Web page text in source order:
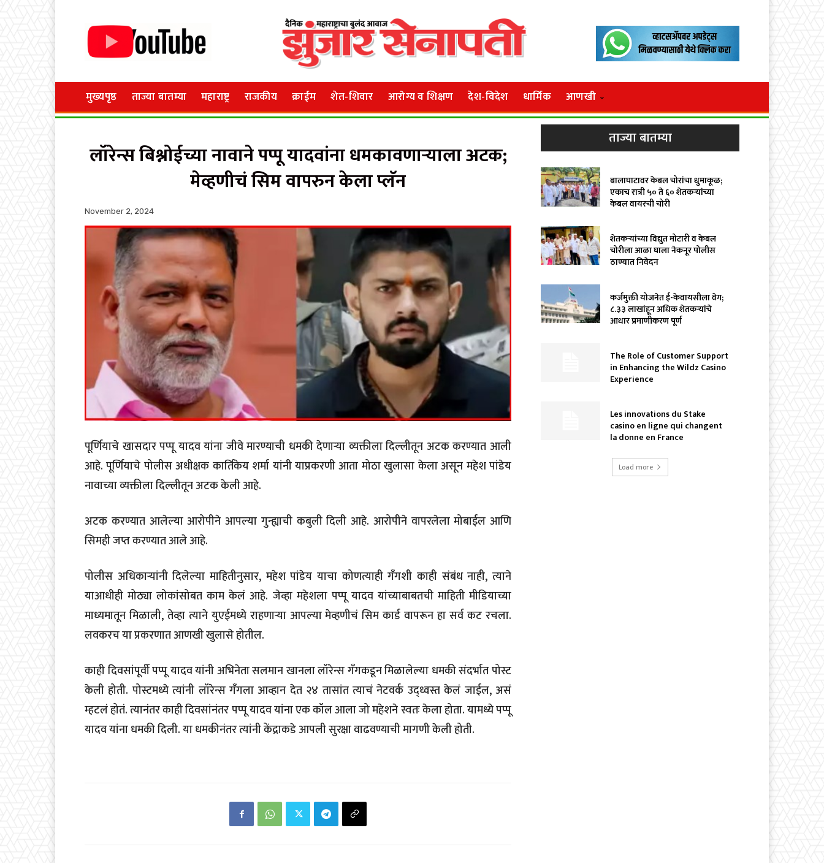
मुख्यपृष्ठ ताज्या बातम्या महाराष्ट्र राजकीय क्राईम शेत-शिवार आरोग्य व शिक्षण देश-विदेश धार्मिक आणखी
लॉरेन्स बिश्नोईच्या नावाने पप्पू यादवांना धमकावणाऱ्याला अटक;
मेव्हणीचं सिम वापरुन केला प्लॅन
November 2, 2024
पूर्णियाचे खासदार पप्पू यादव यांना जीवे मारण्याची धमकी देणाऱ्या व्यक्तीला दिल्लीतून अटक करण्यात आली
आहे. पूर्णियाचे पोलीस अधीक्षक कार्तिकेय शर्मा यांनी याप्रकरणी आता मोठा खुलासा केला असून महेश पांडेय
नावाच्या व्यक्तीला दिल्लीतून अटक केली आहे.
अटक करण्यात आलेल्या आरोपीने आपल्या गुन्ह्याची कबुली दिली आहे. आरोपीने वापरलेला मोबाईल आणि
सिमही जप्त करण्यात आले आहे.
पोलीस अधिकाऱ्यांनी दिलेल्या माहितीनुसार, महेश पांडेय याचा कोणत्याही गँगशी काही संबंध नाही, त्याने
याआधीही मोठ्या लोकांसोबत काम केलं आहे. जेव्हा महेशला पप्पू यादव यांच्याबाबतची माहिती मीडियाच्या
माध्यमातून मिळाली, तेव्हा त्याने युएईमध्ये राहणाऱ्या आपल्या मेव्हणीचं सिम कार्ड वापरून हा सर्व कट रचला.
लवकरच या प्रकरणात आणखी खुलासे होतील.
काही दिवसांपूर्वी पप्पू यादव यांनी अभिनेता सलमान खानला लॉरेन्स गँगकडून मिळालेल्या धमकी संदर्भात पोस्ट
केली होती. पोस्टमध्ये त्यांनी लॉरेन्स गँगला आव्हान देत २४ तासांत त्याचं नेटवर्क उद्ध्वस्त केलं जाईल, असं
म्हटलं होतं. त्यानंतर काही दिवसांनंतर पप्पू यादव यांना एक कॉल आला जो महेशने स्वतः केला होता. यामध्ये पप्पू
यादव यांना धमकी दिली. या धमकीनंतर त्यांनी केंद्राकडे आपली सुरक्षा वाढवण्याची मागणी केली होती.
ताज्या बातम्या
बालाघाटावर केबल चोरांचा धुमाकूळ;
एकाच रात्री ५० ते ६० शेतकऱ्यांच्या
केबल वायरची चोरी
शेतकऱ्यांच्या विद्युत मोटारी व केबल
चोरीला आळा घाला नेकनूर पोलीस
ठाण्यात निवेदन
कर्जमुक्ती योजनेत ई-केवायसीला वेग;
८.३३ लाखांहून अधिक शेतकऱ्यांचे
आधार प्रमाणीकरण पूर्ण
The Role of Customer Support
in Enhancing the Wildz Casino
Experience
Les innovations du Stake
casino en ligne qui changent
la donne en France
Load more